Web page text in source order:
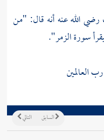
رضي الله عنه أنه قال: "من
سورة الزمر".
العالمين
التالي السابق